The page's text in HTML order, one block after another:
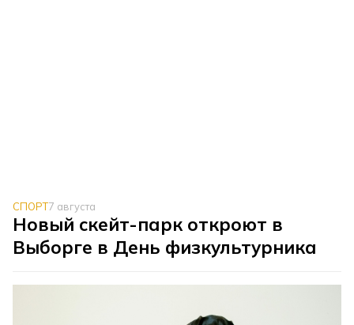
СПОРТ7 августа
Новый скейт-парк откроют в
Выборге в День физкультурника